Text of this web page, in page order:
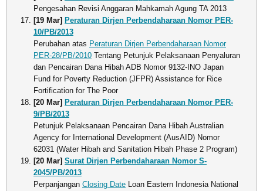
Pengesahan Revisi Anggaran Mahkamah Agung TA 2013
[19 Mar] Peraturan Dirjen Perbendaharaan Nomor PER-
10/PB/2013
Perubahan atas Peraturan Dirjen Perbendaharaan Nomor
PER-28/PB/2010 Tentang Petunjuk Pelaksanaan Penyaluran
dan Pencairan Dana Hibah ADB Nomor 9132-INO Japan
Fund for Poverty Reduction (JFPR) Assistance for Rice
Fortification for The Poor
[20 Mar] Peraturan Dirjen Perbendaharaan Nomor PER-
9/PB/2013
Petunjuk Pelaksanaan Pencairan Dana Hibah Australian
Agency for International Development (AusAID) Nomor
62031 (Water Hibah and Sanitation Hibah Phase 2 Program)
[20 Mar] Surat Dirjen Perbendaharaan Nomor S-
2045/PB/2013
Perpanjangan Closing Date Loan Eastern Indonesia National